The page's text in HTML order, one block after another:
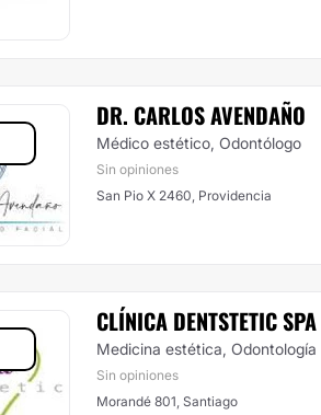
DR. CARLOS AVENDAÑO
Médico estético, Odontólogo
Sin opiniones
San Pio X 2460, Providencia
CLÍNICA DENTSTETIC SPA
Medicina estética, Odontología
Sin opiniones
Morandé 801, Santiago